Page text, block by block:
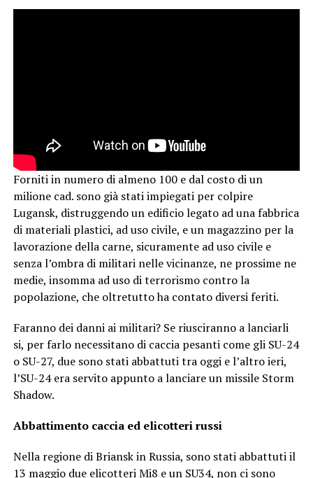
Forniti in numero di almeno 100 e dal costo di un
milione cad. sono già stati impiegati per colpire
Lugansk, distruggendo un edificio legato ad una fabbrica
di materiali plastici, ad uso civile, e un magazzino per la
lavorazione della carne, sicuramente ad uso civile e
senza l’ombra di militari nelle vicinanze, ne prossime ne
medie, insomma ad uso di terrorismo contro la
popolazione, che oltretutto ha contato diversi feriti.
Faranno dei danni ai militari? Se riusciranno a lanciarli
si, per farlo necessitano di caccia pesanti come gli SU-24
o SU-27, due sono stati abbattuti tra oggi e l’altro ieri,
l’SU-24 era servito appunto a lanciare un missile Storm
Shadow.
Abbattimento caccia ed elicotteri russi
Nella regione di Briansk in Russia, sono stati abbattuti il
13 maggio due elicotteri Mi8 e un SU34, non ci sono